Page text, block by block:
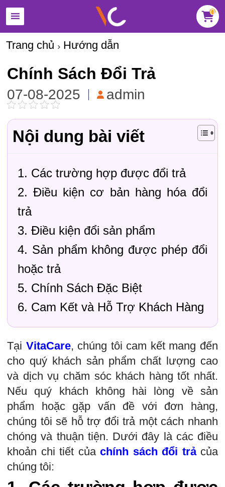
0
Trang chủ Hướng dẫn
Chính Sách Đổi Trả
07-08-2025 admin
Nội dung bài viết
1. Các trường hợp được đổi trả
2. Điều kiện cơ bản hàng hóa đổi
trả
3. Điều kiện đổi sản phẩm
4. Sản phẩm không được phép đổi
hoặc trả
5. Chính Sách Đặc Biệt
6. Cam Kết và Hỗ Trợ Khách Hàng
Tại VitaCare, chúng tôi cam kết mang đến
cho quý khách sản phẩm chất lượng cao
và dịch vụ chăm sóc khách hàng tốt nhất.
Nếu quý khách không hài lòng về sản
phẩm hoặc gặp vấn đề với đơn hàng,
chúng tôi sẽ hỗ trợ đổi trả một cách nhanh
chóng và thuận tiện. Dưới đây là các điều
khoản chi tiết của chính sách đổi trảcủa
chúng tôi: